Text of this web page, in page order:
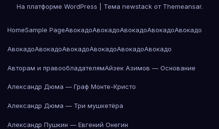
На платформе WordPress Тема newstack от Themeansar.
HomeSample PageАвокадоАвокадоАвокадоАвокадоАвокадо
АвокадоАвокадоАвокадоАвокадоАвокадоАвокадо
Авторам и правообладателямАйзек Азимов — Основание
Александр Дюма — Граф Монте-Кристо
Александр Дюма — Три мушкетёра
Александр Пушкин — Евгений Онегин